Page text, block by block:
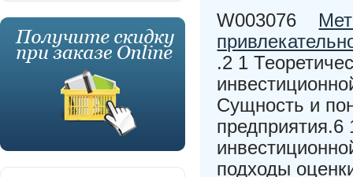
W003076
.2 1
Сущность и
подходы